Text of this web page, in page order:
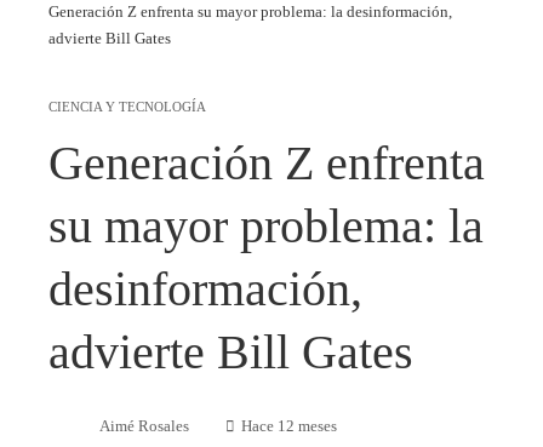
Generación Z enfrenta su mayor problema: la desinformación,
advierte Bill Gates
CIENCIA Y TECNOLOGÍA
Generación Z enfrenta
su mayor problema: la
desinformación,
advierte Bill Gates
Aimé Rosales Hace 12 meses